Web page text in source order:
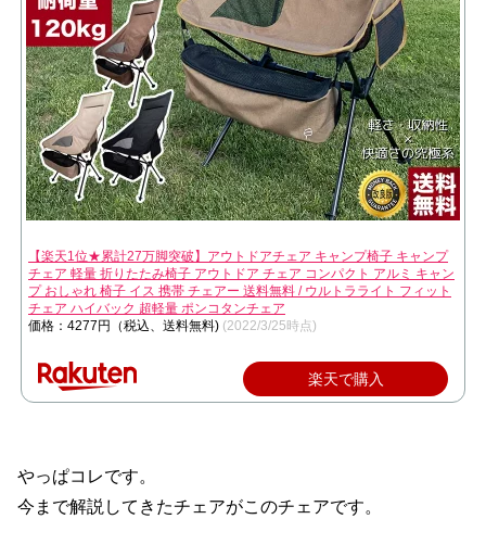
【楽天1位★累計27万脚突破】アウトドアチェア キャンプ椅子 キャンプ
チェア 軽量 折りたたみ椅子 アウトドア チェア コンパクト アルミ キャン
プ おしゃれ 椅子 イス 携帯 チェアー 送料無料 / ウルトラライト フィット
チェア ハイバック 超軽量 ポンコタンチェア
価格：4277円（税込、送料無料) (2022/3/25時点)
楽天で購入
やっぱコレです。
今まで解説してきたチェアがこのチェアです。